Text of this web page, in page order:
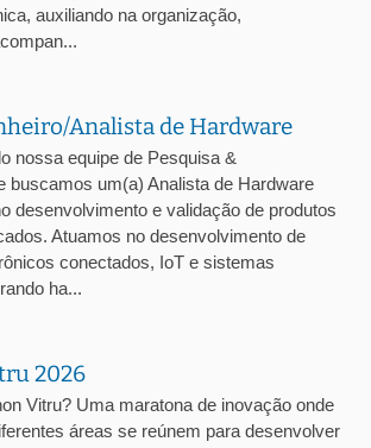
auxiliando na organização,
Analista de Hardware
nossa equipe de Pesquisa &
buscamos um(a) Analista de Hardware
desenvolvimento e validação de produtos
Atuamos no desenvolvimento de
conectados, IoT e sistemas
ha...
2026
Vitru? Uma maratona de inovação onde
áreas se reúnem para desenvolver